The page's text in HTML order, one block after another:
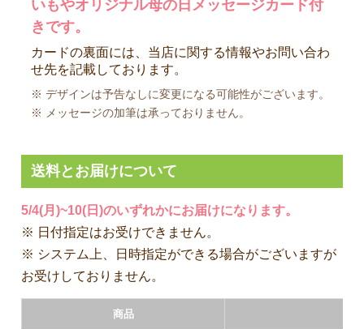
いもやオリジナル母の日メッセージカード付
きです。
カードの裏面には、当店に関する情報やお問い合わ
せ先を記載しております。
※ デザインは予告なしに変更になる可能性がございます。
※ メッセージの加筆は承っておりません。
送料とお届けについて
5/4(月)~10(日)のいずれかにお届けになります。
※ 日付指定はお受けできません。
※ システム上、日時指定ができる場合がございますが
お受けしておりません。
商品